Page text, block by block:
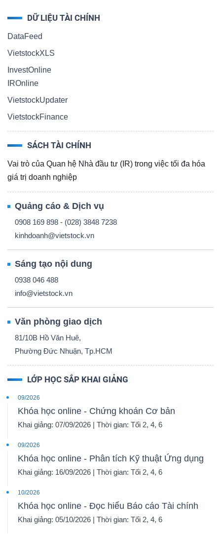
DỮ LIỆU TÀI CHÍNH
DataFeed
VietstockXLS
InvestOnline
IROnline
VietstockUpdater
VietstockFinance
SÁCH TÀI CHÍNH
Vai trò của Quan hệ Nhà đầu tư (IR) trong việc tối đa hóa
giá trị doanh nghiệp
Quảng cáo & Dịch vụ
0908 169 898 - (028) 3848 7238
kinhdoanh@vietstock.vn
Sáng tạo nội dung
0938 046 488
info@vietstock.vn
Văn phòng giao dịch
81/10B Hồ Văn Huê,
Phường Đức Nhuận, Tp.HCM
LỚP HỌC SẮP KHAI GIẢNG
09/2026
Khóa học online - Chứng khoán Cơ bản
Khai giảng: 07/09/2026 | Thời gian: Tối 2, 4, 6
09/2026
Khóa học online - Phân tích Kỹ thuật Ứng dụng
Khai giảng: 16/09/2026 | Thời gian: Tối 2, 4, 6
10/2026
Khóa học online - Đọc hiểu Báo cáo Tài chính
Khai giảng: 05/10/2026 | Thời gian: Tối 2, 4, 6